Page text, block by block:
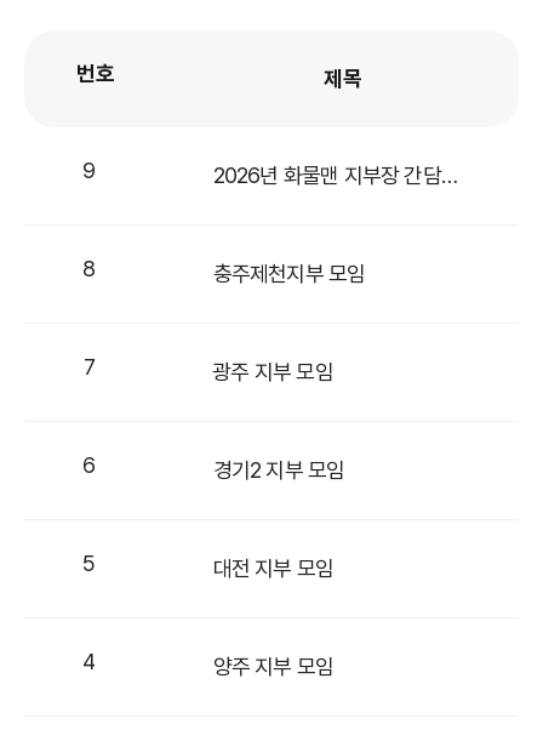
번호 제목
9 2026년 화물맨 지부장 간담회 수도권 1차 후기
8 충주제천지부 모임
7 광주 지부 모임
6 경기2 지부 모임
5 대전 지부 모임
4 양주 지부 모임